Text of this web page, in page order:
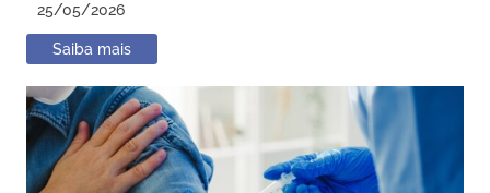
25/05/2026
Saiba mais